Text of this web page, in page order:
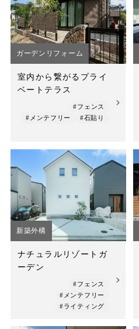
ガーデンリフォーム
室内から繋がるプライ
ベートテラス
#フェンス
#メンテフリー
#石貼り
新築外構
ナチュラルリゾートガ
ーデン
#フェンス
#メンテフリー
#ライティング